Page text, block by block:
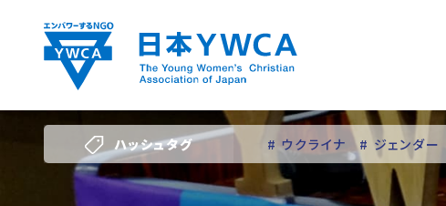
content
ハッシュタグ # ウクライナ # ジェンダー
# 若い女性のリーダーシップ